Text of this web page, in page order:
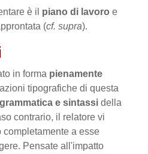
è il piano di lavoro e
(cf. supra).
in forma pienamente
tipografiche di questa
e sintassi della
contrario, il relatore vi
a esse
Pensate all'impatto